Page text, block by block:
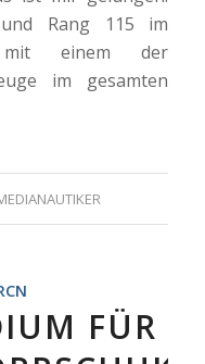
Rang 115 im
mit einem der
im gesamten
FÜR